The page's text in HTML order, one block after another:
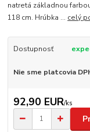
natretá základnou
118 cm. Hrúbka ... celý
Dostupnosť
Nie sme platcovia
92,90 EUR/ks